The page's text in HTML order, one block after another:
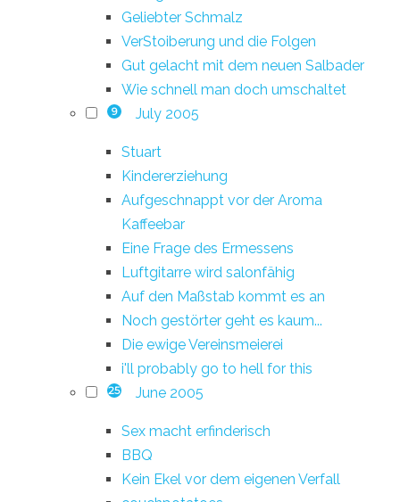
Geliebter Schmalz
VerStoiberung und die Folgen
Gut gelacht mit dem neuen Salbader
Wie schnell man doch umschaltet
9 July 2005
Stuart
Kindererziehung
Aufgeschnappt vor der Aroma
Kaffeebar
Eine Frage des Ermessens
Luftgitarre wird salonfähig
Auf den Maßstab kommt es an
Noch gestörter geht es kaum...
Die ewige Vereinsmeierei
i'll probably go to hell for this
25 June 2005
Sex macht erfinderisch
BBQ
Kein Ekel vor dem eigenen Verfall